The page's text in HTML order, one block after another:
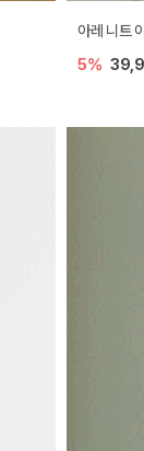
아레 니트
5%